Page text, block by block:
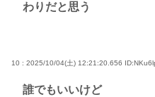
わりだと思う
10 : 2025/10/04(土) 12:21:20.656
誰でもいいけど